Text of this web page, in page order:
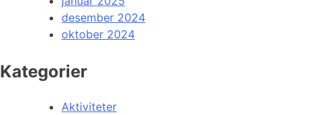
desember 2024
oktober 2024
Kategorier
Aktiviteter